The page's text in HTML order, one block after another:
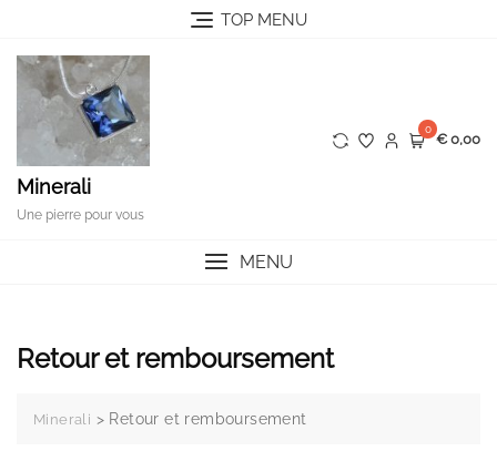
content
TOP MENU
Minerali
Une pierre pour vous
0
€ 0,00
MENU
Retour et remboursement
Minerali > Retour et remboursement